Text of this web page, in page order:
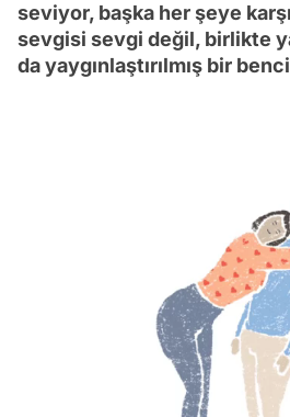
seviyor, başka her şeye
sevgisi sevgi değil, birlikte
da yaygınlaştırılmış bir